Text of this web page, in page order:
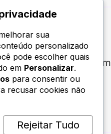
st,
98109
6968
sua
personalizado
pode escolher quais
em Personalizar.
para consentir ou
recusar cookies não
Rejeitar Tudo